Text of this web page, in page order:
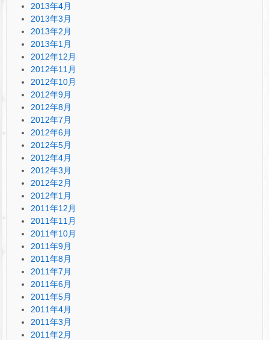
2013年4月
2013年3月
2013年2月
2013年1月
2012年12月
2012年11月
2012年10月
2012年9月
2012年8月
2012年7月
2012年6月
2012年5月
2012年4月
2012年3月
2012年2月
2012年1月
2011年12月
2011年11月
2011年10月
2011年9月
2011年8月
2011年7月
2011年6月
2011年5月
2011年4月
2011年3月
2011年2月